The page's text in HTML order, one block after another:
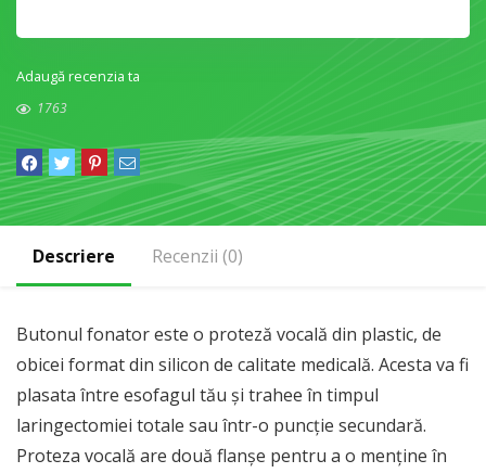
Adaugă recenzia ta
1763
Descriere Recenzii (0)
Butonul fonator este o proteză vocală din plastic, de
obicei format din silicon de calitate medicală. Acesta va fi
plasata între esofagul tău și trahee în timpul
laringectomiei totale sau într-o puncție secundară.
Proteza vocală are două flanșe pentru a o menține în